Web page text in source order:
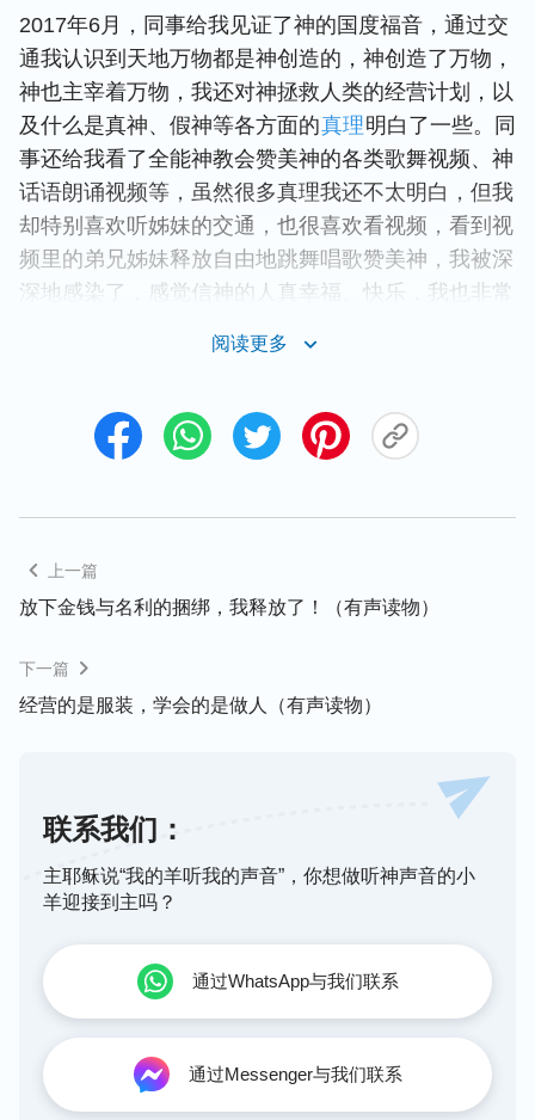
2017年6月，同事给我见证了神的国度福音，通过交
通我认识到天地万物都是神创造的，神创造了万物，
神也主宰着万物，我还对神拯救人类的经营计划，以
及什么是真神、假神等各方面的真理明白了一些。同
事还给我看了全能神教会赞美神的各类歌舞视频、神
话语朗诵视频等，虽然很多真理我还不太明白，但我
却特别喜欢听姊妹的交通，也很喜欢看视频，看到视
频里的弟兄姊妹释放自由地跳舞唱歌赞美神，我被深
深地感染了，感觉信神的人真幸福、快乐，我也非常
工，过上了教会生活。
明白了一些真理，后来只要有时间我都会看神的话
语、听诗歌，感觉活得很轻松快乐。在一次聚会中，
我看到神的话说：“无论人的能力大小、智商高低、
有无心志，然而在命运面前人人平等，不分大小、高
计，拥有多少财富，不取决于人的父母，也不取决于
人的才能与人的努力或野心，而是取决于造物主的命
以对待命运人总有一种对抗的情绪，总有一种悖逆的
态度，人也总想挣脱神的权柄，挣脱神的主宰，挣脱
阅读更多
上一篇
放下金钱与名利的捆绑，我释放了！（有声读物）
下一篇
经营的是服装，学会的是做人（有声读物）
联系我们：
主耶稣说“我的羊听我的声音”，你想做听神声音的小
羊迎接到主吗？
通过WhatsApp与我们联系
通过Messenger与我们联系